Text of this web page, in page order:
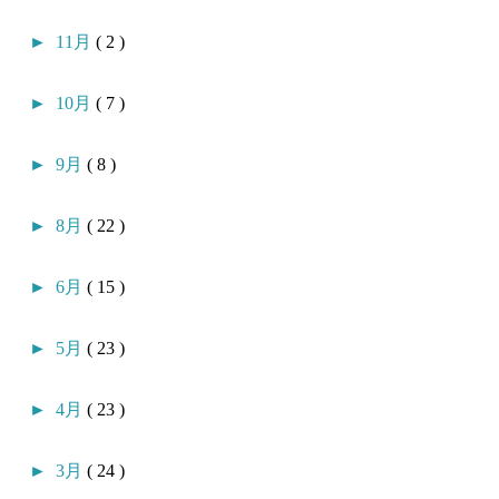
► 11月 ( 2 )
► 10月 ( 7 )
► 9月 ( 8 )
► 8月 ( 22 )
► 6月 ( 15 )
► 5月 ( 23 )
► 4月 ( 23 )
► 3月 ( 24 )